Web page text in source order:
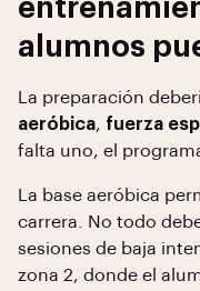
alumnos
La preparación
aeróbica, fuerza
falta uno, el
La base aeróbica
carrera. No todo
sesiones de baja
zona 2, donde el